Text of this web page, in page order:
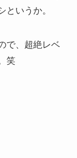
というか。
で、超絶レベ
笑